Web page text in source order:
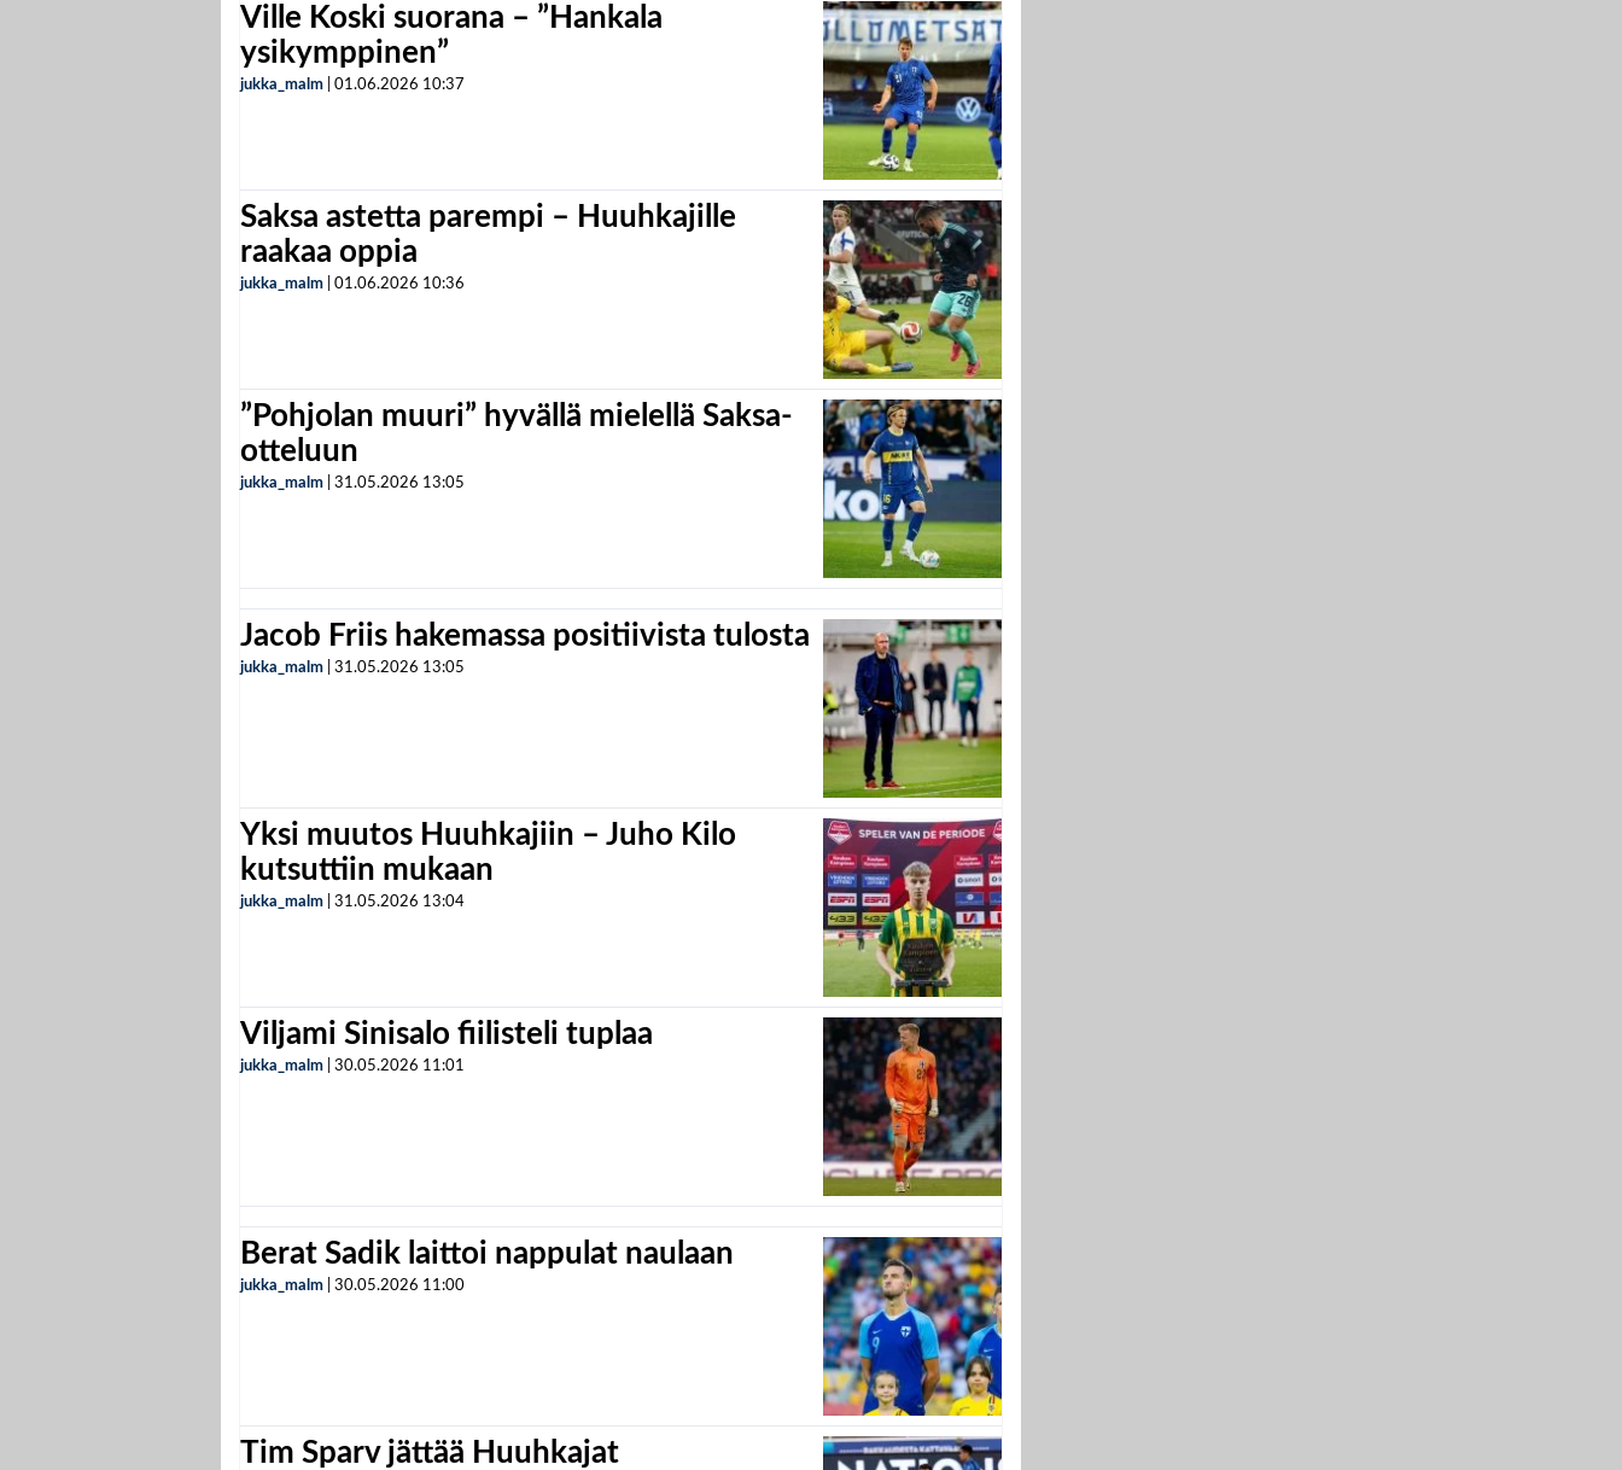
Ville Koski suorana – ”Hankala
ysikymppinen”
jukka_malm 01.06.2026 10:37
Saksa astetta parempi – Huuhkajille
raakaa oppia
jukka_malm 01.06.2026 10:36
”Pohjolan muuri” hyvällä mielellä Saksa-
otteluun
jukka_malm 31.05.2026 13:05
Jacob Friis hakemassa positiivista tulosta
jukka_malm 31.05.2026 13:05
Yksi muutos Huuhkajiin – Juho Kilo
kutsuttiin mukaan
jukka_malm 31.05.2026 13:04
Viljami Sinisalo fiilisteli tuplaa
jukka_malm 30.05.2026 11:01
Berat Sadik laittoi nappulat naulaan
jukka_malm 30.05.2026 11:00
Tim Sparv jättää Huuhkajat